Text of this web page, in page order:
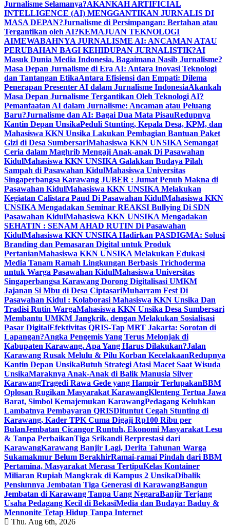
Jurnalisme Selamanya?AKANKAH ARTIFICIAL
INTELLIGENCE (AI) MENGGANTIKAN JURNALIS DI
MASA DEPAN?Jurnalisme di Persimpangan: Bertahan atau
Tergantikan oleh AI?KEMAJUAN TEKNOLOGI
AIMEWABAHNYA JURNALISME AI: ANCAMAN ATAU
PERUBAHAN BAGI KEHIDUPAN JURNALISTIK?AI
Masuk Dunia Media Indonesia, Bagaimana Nasib Jurnalisme?
Masa Depan Jurnalisme di Era AI: Antara Inovasi Teknologi
dan Tantangan EtikaAntara Efisiensi dan Empati: Dilema
Penerapan Presenter AI dalam Jurnalisme IndonesiaAkankah
Masa Depan Jurnalisme Tergantikan Oleh Teknologi AI?
Pemanfaatan AI dalam Jurnalisme: Ancaman atau Peluang
Baru?Jurnalisme dan AI: Bagai Dua Mata PisauRedupnya
Kantin Depan UnsikaPeduli Stunting, Kepala Desa, KPM, dan
Mahasiswa KKN Unsika Lakukan Pembagian Bantuan Paket
Gizi di Desa SumbersariMahasiswa KKN UNSIKA Semangat
Ceria dalam Maghrib Mengaji Anak-anak Di Pasawahan
KidulMahasiswa KKN UNSIKA Galakkan Budaya Pilah
Sampah di Pasawahan KidulMahasiswa Universitas
Singaperbangsa Karawang JUBER : Jumat Penuh Makna di
Pasawahan KidulMahasiswa KKN UNSIKA Melakukan
Kegiatan Calistara Paud Di Pasawahan KidulMahasiswa KKN
UNSIKA Mengadakan Seminar REAKSI Bullying Di SDN
Pasawahan KidulMahasiswa KKN UNSIKA Mengadakan
SEHATIN : SENAM AHAD RUTIN Di Pasawahan
KidulMahasiswa KKN UNSIKA Hadirkan PASDIGMA: Solusi
Branding dan Pemasaran Digital untuk Produk
PertanianMahasiswa KKN UNSIKA Melakukan Edukasi
Media Tanam Ramah Lingkungan Berbasis Trichoderma
untuk Warga Pasawahan KidulMahasiswa Universitas
Singaperbangsa Karawang Dorong Digitalisasi UMKM
Jajanan Si Mbu di Desa CiptasariMuharram Fest Di
Pasawahan Kidul : Kolaborasi Mahasiswa KKN Unsika Dan
Tradisi Rutin WargaMahasiswa KKN Unsika Desa Sumbersari
Membantu UMKM Jangkrik, dengan Melakukan Sosialisasi
Pasar DigitalEfektivitas QRIS-Tap MRT Jakarta: Sorotan di
Lapangan?Angka Pengemis Yang Terus Melonjak di
Kabupaten Karawang. Apa Yang Harus Dilakukan?Jalan
Karawang Rusak Melulu & Pilu Korban KecelakaanRedupnya
Kantin Depan UnsikaButuh Strategi Atasi Macet Saat Wisuda
UnsikaMaraknya Anak-Anak di Balik Manusia Silver
KarawangTragedi Rawa Gede yang Hampir TerlupakanBBM
Oplosan Rugikan Masyarakat KarawangKlenteng Tertua Jawa
Barat, Simbol Kemajemukan KarawangPedagang Keluhkan
Lambatnya Pembayaran QRISDituntut Cegah Stunting di
Karawang, Kader TPK Cuma Digaji Rp100 Ribu per
BulanJembatan Cicangor Runtuh, Ekonomi Masyarakat Lesu
& Tanpa PerbaikanTiga Srikandi Berprestasi dari
KarawangKarawang Banjir Lagi, Derita Tahunan Warga
Sukamakmur Belum BerakhirRamai-ramai Pindah dari BBM
Pertamina, Masyarakat Merasa TertipuKelas Kontainer
Miliaran Rupiah Mangkrak di Kampus 2 UnsikaDibalik
Pensiunnya Jembatan Tiga Generasi di KarawangBangun
Jembatan di Karawang Tanpa Uang NegaraBanjir Terjang
Usaha Pedagang Kecil di BekasiMedia dan Budaya: Baduy &
Mennonite Tetap Hidup Tanpa Internet
Thu. Aug 6th, 2026